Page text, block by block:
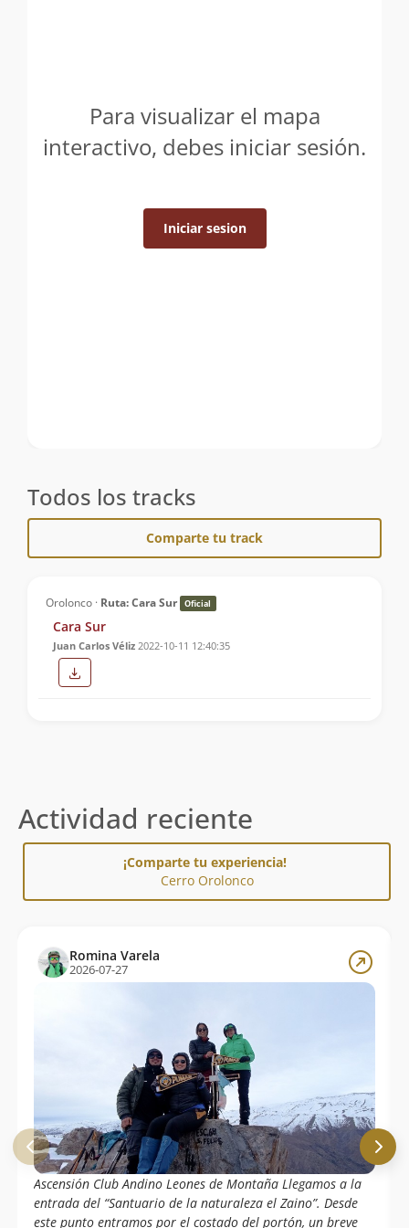
Para visualizar el mapa
interactivo, debes iniciar sesión.
Iniciar sesion
Todos los tracks
Comparte tu track
Orolonco · Ruta: Cara Sur Oficial
Cara Sur
Juan Carlos Véliz 2022-10-11 12:40:35
Actividad reciente
¡Comparte tu experiencia!
Cerro Orolonco
Romina Varela
2026-07-27
Ascensión Club Andino Leones de Montaña Llegamos a la
entrada del “Santuario de la naturaleza el Zaino”. Desde
este punto entramos por el costado del portón, un breve